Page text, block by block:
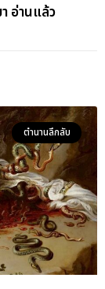
อ่านแล้ว
ตำนานลึกลับ